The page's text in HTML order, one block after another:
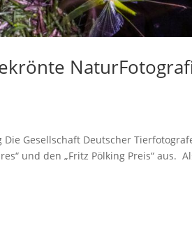
Gesellschaft Deutscher
und den „Fritz Pölking Preis“ aus.